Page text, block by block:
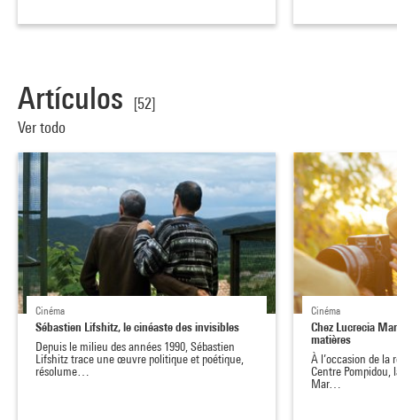
Artículos
[52]
Ver todo
Cinéma
Sébastien Lifshitz, le cinéaste des invisibles
Depuis le milieu des années 1990, Sébastien
Lifshitz trace une œuvre politique et poétique,
résolume…
Cinéma
Chez Lucrecia
matières
À l’occasion de la
Centre Pompidou,
Mar…